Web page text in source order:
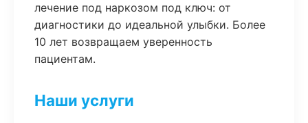
лечение под наркозом под ключ: от
диагностики до идеальной улыбки. Более
10 лет возвращаем уверенность
пациентам.
Наши услуги